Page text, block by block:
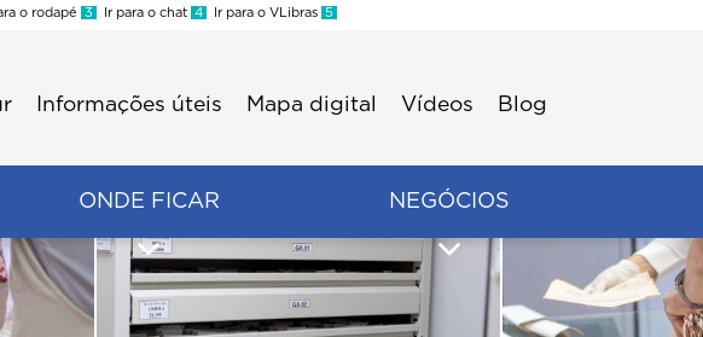
o rodapé 3 Ir para o chat 4 Ir para o VLibras 5
Informações úteis Mapa digital Vídeos Blog
ONDE FICAR NEGÓCIOS